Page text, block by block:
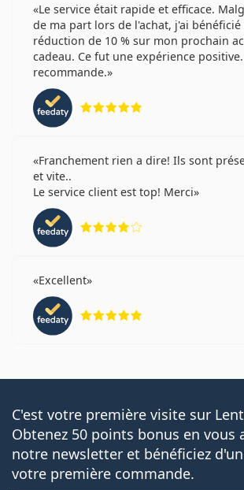
Le service était rapide et efficace.
de ma part lors de l'achat, j'ai
réduction de 10 % sur mon prochain
cadeau. Ce fut une expérience positive.
recommande.
Franchement rien a dire! Ils sont
et vite..
Le service client est top! Merci
Excellent
C'est votre première visite sur
Obtenez 50 points bonus en vous
notre newsletter et bénéficiez
votre première commande.